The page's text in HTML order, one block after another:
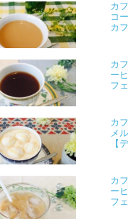
カ
コ
カ
カ
ー
フ
カ
メ
【
カ
ー
フ